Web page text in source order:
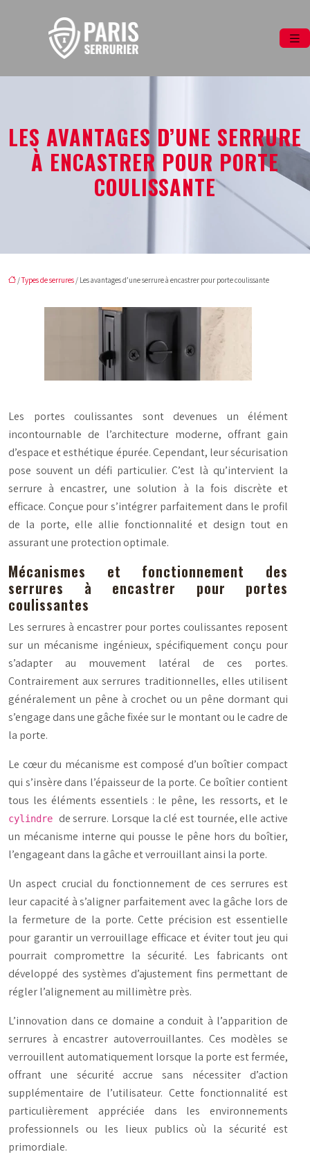
LES AVANTAGES D’UNE SERRURE
À ENCASTRER POUR PORTE
COULISSANTE
/Types de serrures / Les avantages d’une serrure à encastrer pour porte coulissante
Les portes coulissantes sont devenues un élément
incontournable de l’architecture moderne, offrant gain
d’espace et esthétique épurée. Cependant, leur sécurisation
pose souvent un défi particulier. C’est là qu’intervient la
serrure à encastrer, une solution à la fois discrète et
efficace. Conçue pour s’intégrer parfaitement dans le profil
de la porte, elle allie fonctionnalité et design tout en
assurant une protection optimale.
Mécanismes et fonctionnement des
serrures à encastrer pour portes
coulissantes
Les serrures à encastrer pour portes coulissantes reposent
sur un mécanisme ingénieux, spécifiquement conçu pour
s’adapter au mouvement latéral de ces portes.
Contrairement aux serrures traditionnelles, elles utilisent
généralement un pêne à crochet ou un pêne dormant qui
s’engage dans une gâche fixée sur le montant ou le cadre de
la porte.
Le cœur du mécanisme est composé d’un boîtier compact
qui s’insère dans l’épaisseur de la porte. Ce boîtier contient
tous les éléments essentiels : le pêne, les ressorts, et le
cylindre de serrure. Lorsque la clé est tournée, elle active
un mécanisme interne qui pousse le pêne hors du boîtier,
l’engageant dans la gâche et verrouillant ainsi la porte.
Un aspect crucial du fonctionnement de ces serrures est
leur capacité à s’aligner parfaitement avec la gâche lors de
la fermeture de la porte. Cette précision est essentielle
pour garantir un verrouillage efficace et éviter tout jeu qui
pourrait compromettre la sécurité. Les fabricants ont
développé des systèmes d’ajustement fins permettant de
régler l’alignement au millimètre près.
L’innovation dans ce domaine a conduit à l’apparition de
serrures à encastrer autoverrouillantes. Ces modèles se
verrouillent automatiquement lorsque la porte est fermée,
offrant une sécurité accrue sans nécessiter d’action
supplémentaire de l’utilisateur. Cette fonctionnalité est
particulièrement appréciée dans les environnements
professionnels ou les lieux publics où la sécurité est
primordiale.